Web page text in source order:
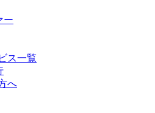
ー
ス一覧
へ